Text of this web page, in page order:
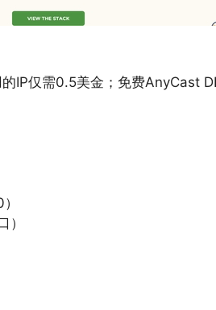
IP仅需0.5美金；免费AnyCast
）